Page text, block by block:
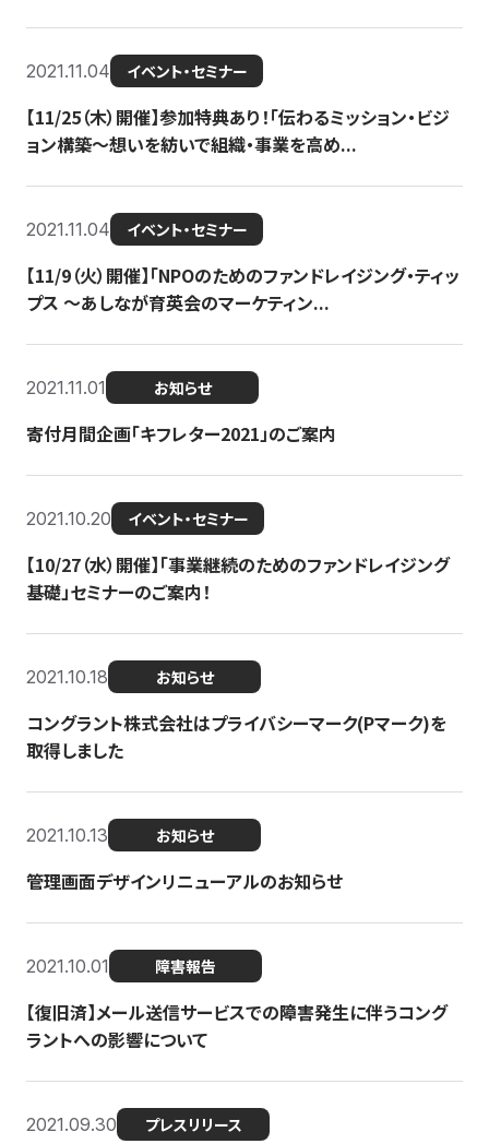
2021.11.04 イベント・セミナー
【11/25（木）開催】参加特典あり！「伝わるミッション・ビジ
ョン構築〜想いを紡いで組織・事業を高め...
2021.11.04 イベント・セミナー
【11/9（火）開催】「NPOのためのファンドレイジング・ティッ
プス 〜あしなが育英会のマーケティン...
2021.11.01 お知らせ
寄付月間企画「キフレター2021」のご案内
2021.10.20 イベント・セミナー
【10/27（水）開催】「事業継続のためのファンドレイジング
基礎」セミナーのご案内！
2021.10.18 お知らせ
コングラント株式会社はプライバシーマーク(Pマーク)を
取得しました
2021.10.13 お知らせ
管理画面デザインリニューアルのお知らせ
2021.10.01 障害報告
【復旧済】メール送信サービスでの障害発生に伴うコング
ラントへの影響について
2021.09.30 プレスリリース